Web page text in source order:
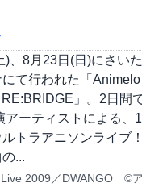
、8月23日(日)にさい
て行われた「Animelo
」。2日間
アーティストによる、
ルトラアニソンライブ
...
2009／DWANGO ©